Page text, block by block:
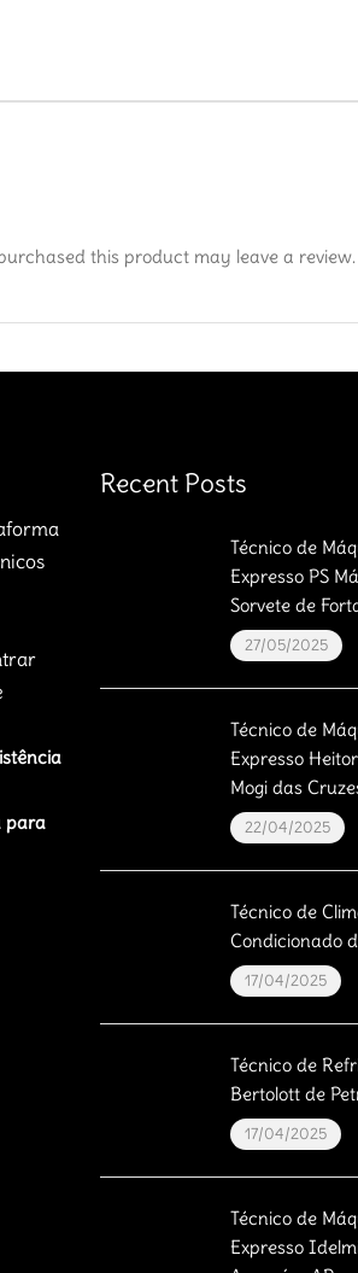
this product may leave a review.
para
Recent Posts
Técnico de
Expresso PS
Sorvete de
27/05/2025
Técnico de
Expresso
Mogi das
22/04/2025
Técnico de
Condicionado
17/04/2025
Técnico de
Bertolott de
17/04/2025
Técnico de
Expresso